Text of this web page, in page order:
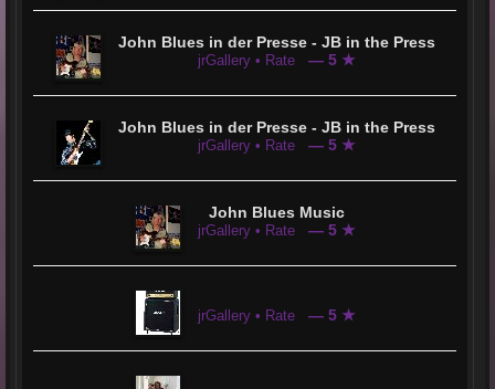
John Blues in der Presse - JB in the Press
jrGallery • Rate — 5 ★
John Blues in der Presse - JB in the Press
jrGallery • Rate — 5 ★
John Blues Music
jrGallery • Rate — 5 ★
jrGallery • Rate — 5 ★